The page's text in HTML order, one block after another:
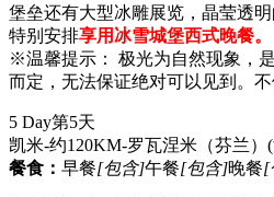
堡垒还有大型冰雕展览，晶莹透明
特别安排享用冰雪城堡西式晚餐。
※温馨提示： 极光为自然现象，
而定，无法保证绝对可以见到。不
5 Day第5天
凯米-约120KM-罗瓦涅米（芬兰）
餐食： 早餐[包含]午餐[包含]晚餐[